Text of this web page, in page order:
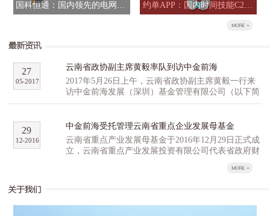
国科恒通：国内领先的电网信息化解决方案提供商 约单APP：国内时间技能C2C交易平台
云南省政协副主席黄毅率队到访中金前海
2017年5月26日上午，云南省政协副主席黄毅一行来
访中金前海发展（深圳）基金管理有限公司（以下简
称“中金前海”），与中金前海副总经理石明达、董事
业发展母基金（以下简称“云南母基金”）等事宜进行
了深入研讨交流。 黄毅一行对公司的产业基金
管理经验和投资项目进行了重点了解，并就云南生物
及高原特色农业创新创业产业园区的提案，以及配套
的孵化招商投融资方面经验进行了广泛的探讨。他表
2017
-
05
27
中金前海受托管理云南省重点企业发展母基金
云南省重点产业发展母基金于2016年12月29日正式成
立，云南省重点产业发展投资有限公司代表省政府财
基金、尚融资本、百果园等多家机构作为第一批战略
规模。 云南省重点产业发展基金分为母基金和子基
2016
-
12
29